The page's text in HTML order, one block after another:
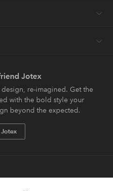
Jotex
re-imagined. Get the
with the bold style your
beyond the expected.